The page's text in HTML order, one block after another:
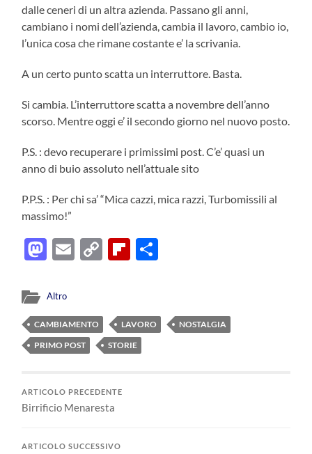
dalle ceneri di un altra azienda. Passano gli anni,
cambiano i nomi dell’azienda, cambia il lavoro, cambio io,
l’unica cosa che rimane costante e’ la scrivania.
A un certo punto scatta un interruttore. Basta.
Si cambia. L’interruttore scatta a novembre dell’anno
scorso. Mentre oggi e’ il secondo giorno nel nuovo posto.
P.S. : devo recuperare i primissimi post. C’e’ quasi un
anno di buio assoluto nell’attuale sito
P.P.S. : Per chi sa’ “Mica cazzi, mica razzi, Turbomissili al
massimo!”
Mastodon
EmailCopyFlipboard
Altro
CAMBIAMENTO LAVORO
NOSTALGIA
PRIMO POST
STORIE
ARTICOLO PRECEDENTE
Birrificio Menaresta
ARTICOLO SUCCESSIVO